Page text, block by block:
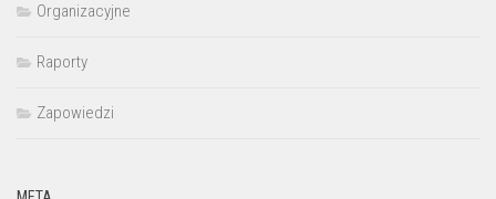
Organizacyjne
Raporty
Zapowiedzi